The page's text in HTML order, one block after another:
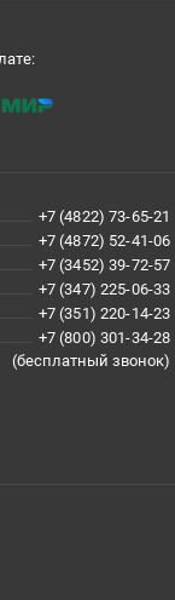
+7 (4822) 73-65-21
+7 (4872) 52-41-06
+7 (3452) 39-72-57
+7 (347) 225-06-33
+7 (351) 220-14-23
+7 (800) 301-34-28
(бесплатный звонок)